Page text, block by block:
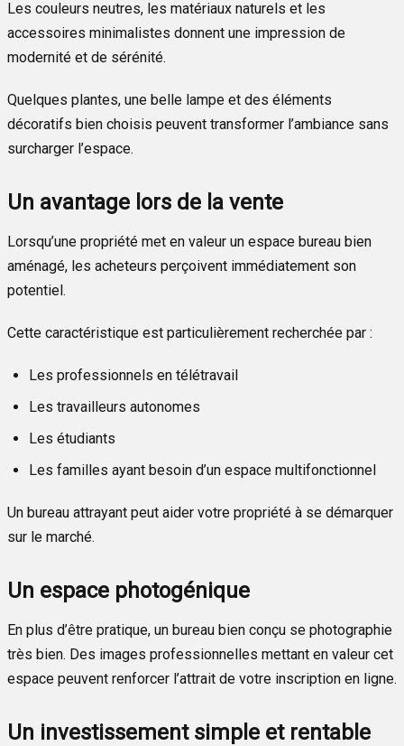
Les couleurs neutres, les matériaux naturels et les
accessoires minimalistes donnent une impression de
modernité et de sérénité.
Quelques plantes, une belle lampe et des éléments
décoratifs bien choisis peuvent transformer l’ambiance sans
surcharger l’espace.
Un avantage lors de la vente
Lorsqu’une propriété met en valeur un espace bureau bien
aménagé, les acheteurs perçoivent immédiatement son
potentiel.
Cette caractéristique est particulièrement recherchée par :
Les professionnels en télétravail
Les travailleurs autonomes
Les étudiants
Les familles ayant besoin d’un espace multifonctionnel
Un bureau attrayant peut aider votre propriété à se démarquer
sur le marché.
Un espace photogénique
En plus d’être pratique, un bureau bien conçu se photographie
très bien. Des images professionnelles mettant en valeur cet
espace peuvent renforcer l’attrait de votre inscription en ligne.
Un investissement simple et rentable